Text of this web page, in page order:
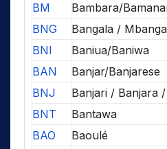
BM
Bambara/
BNG
Bangala /
BNI
Baniua/Baniwa
BAN
Banjar/Banjarese
BNJ
Banjari / Banjara
BNT
Bantawa
BAO
Baoulé